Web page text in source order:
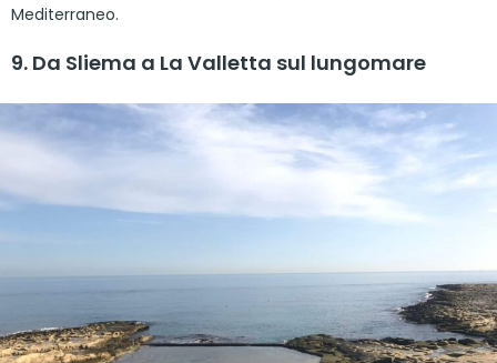
Mediterraneo.
9. Da Sliema a La Valletta sul lungomare